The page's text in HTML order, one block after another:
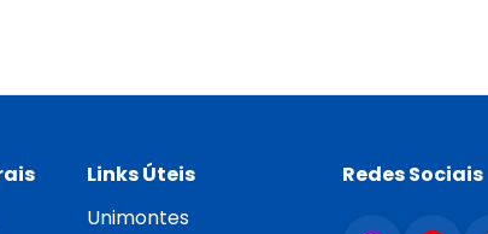
Links Úteis
Unimontes
Redes Sociais